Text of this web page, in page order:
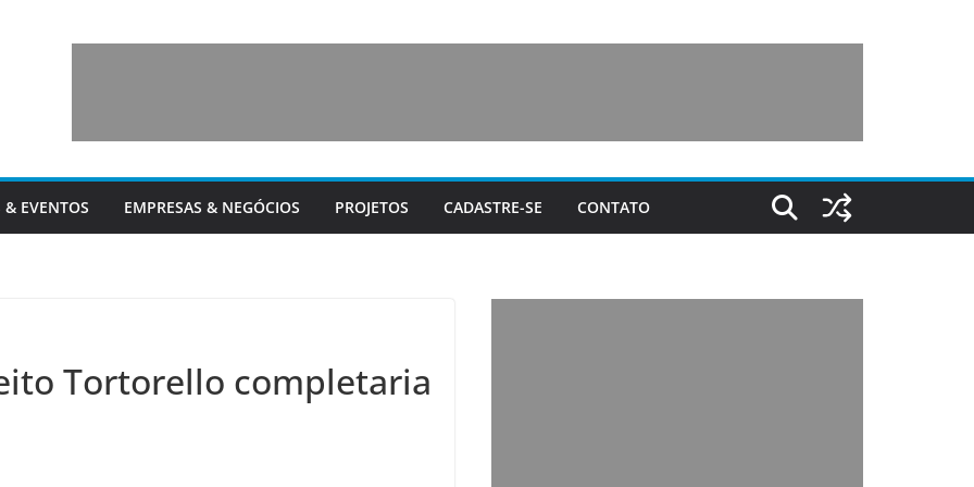
& EVENTOS EMPRESAS & NEGÓCIOS PROJETOS CADASTRE-SE CONTATO
Tortorello completaria